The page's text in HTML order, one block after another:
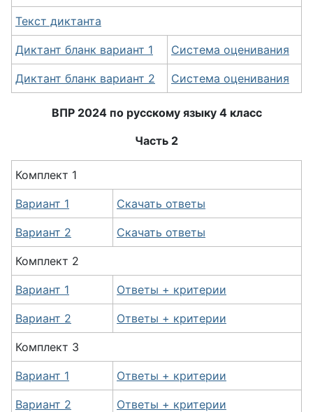
Текст диктанта
Диктант бланк вариант 1 Система оценивания
Диктант бланк вариант 2 Система оценивания
ВПР 2024 по русскому языку 4 класс
Часть 2
Комплект 1
Вариант 1 Скачать ответы
Вариант 2 Скачать ответы
Комплект 2
Вариант 1 Ответы + критерии
Вариант 2 Ответы + критерии
Комплект 3
Вариант 1 Ответы + критерии
Вариант 2 Ответы + критерии